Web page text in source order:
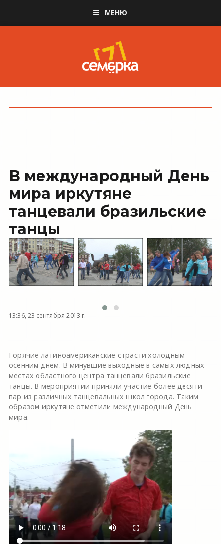
МЕНЮ
В международный День
мира иркутяне
танцевали бразильские
танцы
13:36, 23 сентября 2013 г.
Горячие латиноамериканские страсти холодным
осенним днём. В минувшие выходные в самых людных
местах областного центра танцевали бразильские
танцы. В мероприятии приняли участие более десяти
пар из различных танцевальных школ города. Таким
образом иркутяне отметили международный День
мира.